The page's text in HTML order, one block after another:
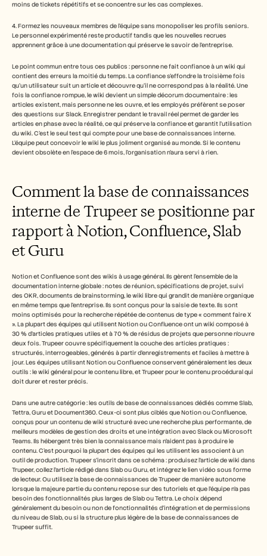
moins de tickets répétitifs et se concentre sur les cas complexes.
4. Formez les nouveaux membres de l'équipe sans monopoliser les profils seniors.
Le personnel expérimenté reste productif tandis que les nouvelles recrues
apprennent grâce à une documentation qui préserve le savoir de l'entreprise.
Le point commun entre tous ces publics : personne ne fait confiance à un wiki qui
contient des erreurs la moitié du temps. La confiance s'effondre la troisième fois
qu'un utilisateur suit un article et découvre qu'il ne correspond pas à la réalité. Une
fois la confiance rompue, le wiki devient un simple décorum documentaire : les
articles existent, mais personne ne les ouvre, et les employés préfèrent se poser
des questions sur Slack. Enregistrer pendant le travail réel permet de garder les
articles en phase avec la réalité, ce qui préserve la confiance et garantit l'utilisation
du wiki. C'est le seul test qui compte pour une base de connaissances interne.
L'équipe peut concevoir le wiki le plus joliment organisé au monde. Si le contenu
devient obsolète en l'espace de 6 mois, l'organisation n'aura servi à rien.
Comment la base de connaissances
interne de Trupeer se positionne par
rapport à Notion, Confluence, Slab
et Guru
Notion et Confluence sont des wikis à usage général. Ils gèrent l'ensemble de la
documentation interne globale : notes de réunion, spécifications de projet, suivi
des OKR, documents de brainstorming, le wiki libre qui grandit de manière organique
en même temps que l'entreprise. Ils sont conçus pour la saisie de texte. Ils sont
moins optimisés pour la recherche répétée de contenus de type « comment faire X
». La plupart des équipes qui utilisent Notion ou Confluence ont un wiki composé à
30 % d'articles pratiques utiles et à 70 % de résidus de projets que personne n'ouvre
deux fois. Trupeer couvre spécifiquement la couche des articles pratiques :
structurés, interrogeables, générés à partir d'enregistrements et faciles à mettre à
jour. Les équipes utilisant Notion ou Confluence conservent généralement les deux
outils : le wiki général pour le contenu libre, et Trupeer pour le contenu procédural qui
doit durer et rester précis.
Dans une autre catégorie : les outils de base de connaissances dédiés comme Slab,
Tettra, Guru et Document360. Ceux-ci sont plus ciblés que Notion ou Confluence,
conçus pour un contenu de wiki structuré avec une recherche plus performante, de
meilleurs modèles de gestion des droits et une intégration avec Slack ou Microsoft
Teams. Ils hébergent très bien la connaissance mais n'aident pas à produire le
contenu. C'est pourquoi la plupart des équipes qui les utilisent les associent à un
outil de production. Trupeer s'inscrit dans ce schéma : produisez l'article de wiki dans
Trupeer, collez l'article rédigé dans Slab ou Guru, et intégrez le lien vidéo sous forme
de lecteur. Ou utilisez la base de connaissances de Trupeer de manière autonome
lorsque la majeure partie du contenu repose sur des tutoriels et que l'équipe n'a pas
besoin des fonctionnalités plus larges de Slab ou Tettra. Le choix dépend
généralement du besoin ou non de fonctionnalités d'intégration et de permissions
du niveau de Slab, ou si la structure plus légère de la base de connaissances de
Trupeer suffit.